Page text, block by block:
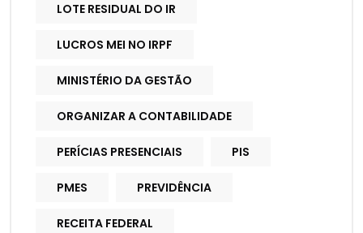
LOTE RESIDUAL DO IR
LUCROS MEI NO IRPF
MINISTÉRIO DA GESTÃO
ORGANIZAR A CONTABILIDADE
PERÍCIAS PRESENCIAIS PIS
PMES PREVIDÊNCIA
RECEITA FEDERAL